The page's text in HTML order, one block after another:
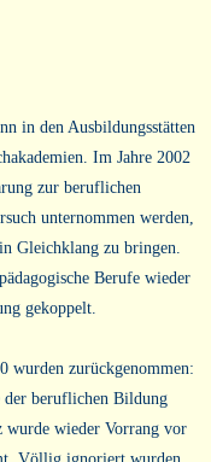
in den Ausbildungsstätten
Im Jahre 2002
zur beruflichen
unternommen werden,
Gleichklang zu bringen.
Berufe wieder
gekoppelt.
wurden zurückgenommen:
beruflichen Bildung
wurde wieder Vorrang vor